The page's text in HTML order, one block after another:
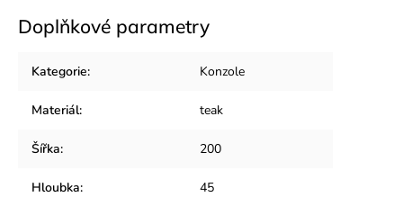
Doplňkové parametry
Kategorie: Konzole
Materiál: teak
Šířka: 200
Hloubka: 45